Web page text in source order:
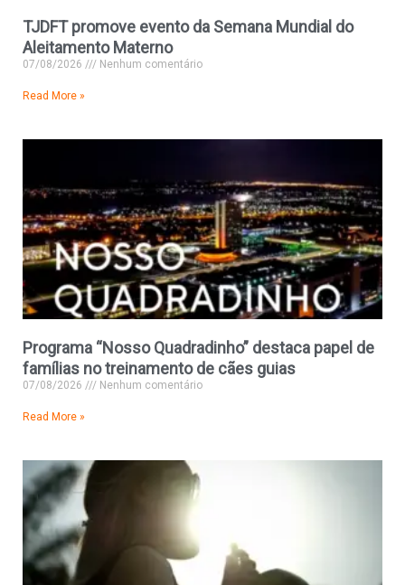
TJDFT promove evento da Semana Mundial do
Aleitamento Materno
07/08/2026 Nenhum comentário
Read More »
Programa “Nosso Quadradinho” destaca papel de
famílias no treinamento de cães guias
07/08/2026 Nenhum comentário
Read More »